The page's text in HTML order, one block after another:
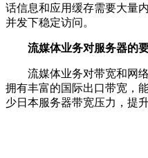
话信息和应用缓存需要大量
并发下稳定访问。
流媒体业务对服务器的要
流媒体业务对带宽和网络
拥有丰富的国际出口带宽，
少日本服务器带宽压力，提